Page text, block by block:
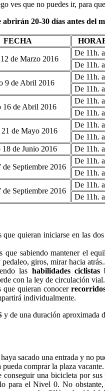
ves que no puedes ir, para
abrirán 20-30 días antes del
FECHA
de Marzo 2016
De 11h.
De 11h.
9 de Abril 2016
De 11h.
De 11h.
16 de Abril 2016
De 11h.
De 11h.
21 de Mayo 2016
De 11h.
De 11h.
18 de Junio 2016 De 11h.
de Septiembre 2016
De 11h.
De 11h.
de Septiembre 2016
De 11h.
De 11h.
que quieran iniciarse en las
que sabiendo mantener el
giros, mirar hacia
las habilidades
con la ley de circulación vial.
que quieran conocer
individualmente.
y de una duración aproximada
sacado una entrada y no
comprar la plaza vacante.
conseguir una bicicleta por
para el Nivel 0. No